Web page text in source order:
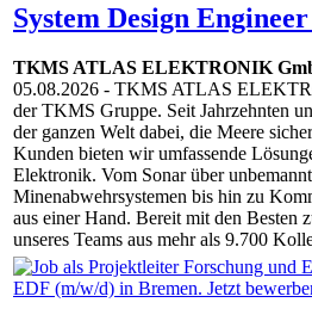
System Design
TKMS ATLAS ELEKTRONIK
05.08.2026 - TKMS ATLAS
der TKMS Gruppe. Seit Jahrzehnten
der ganzen Welt dabei, die Meere
Kunden bieten wir umfassende
Elektronik. Vom Sonar über
Minenabwehrsystemen bis hin zu
aus einer Hand. Bereit mit den Besten
unseres Teams aus mehr als 9.700